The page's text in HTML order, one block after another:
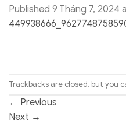
Published 9 Tháng 7, 2024
Trackbacks are closed, but you
← Previous
Next →